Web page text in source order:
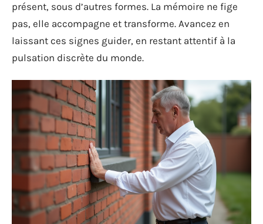
présent, sous d’autres formes. La mémoire ne fige
pas, elle accompagne et transforme. Avancez en
laissant ces signes guider, en restant attentif à la
pulsation discrète du monde.